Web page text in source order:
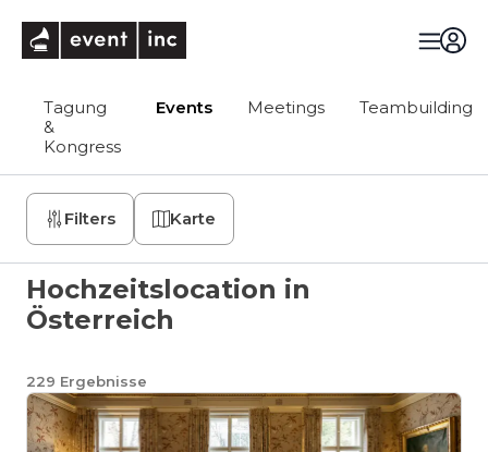
Tagung
&
Kongress
Events Meetings Teambuilding
Filters Karte
Hochzeitslocation in
Österreich
229 Ergebnisse